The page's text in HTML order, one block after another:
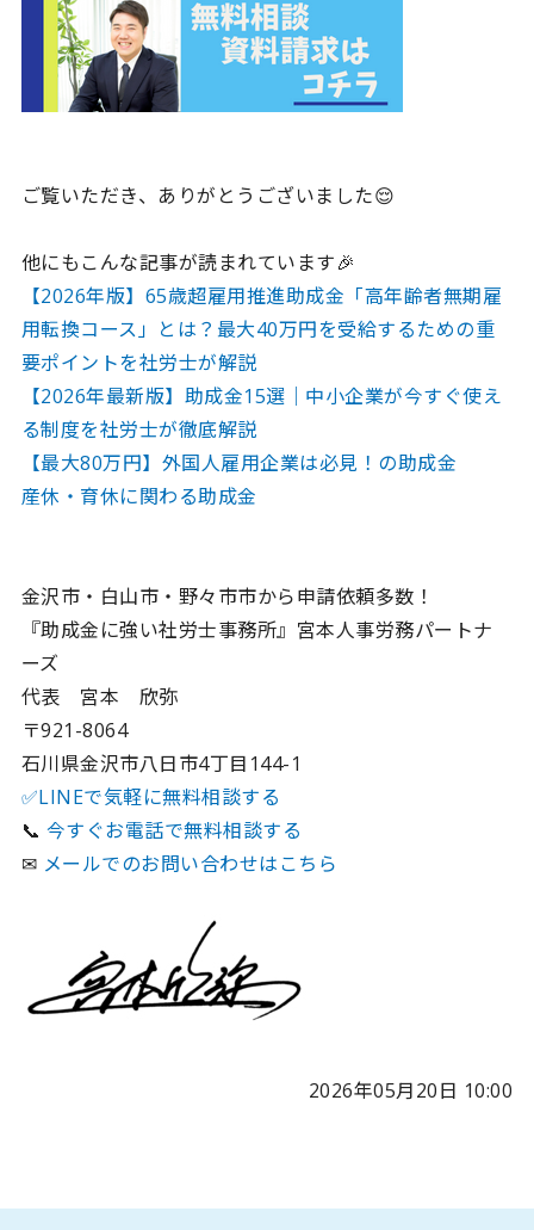
ご覧いただき、ありがとうございました😌
他にもこんな記事が読まれています🎉
【2026年版】65歳超雇用推進助成金「高年齢者無期雇
用転換コース」とは？最大40万円を受給するための重
要ポイントを社労士が解説
【2026年最新版】助成金15選｜中小企業が今すぐ使え
る制度を社労士が徹底解説
【最大80万円】外国人雇用企業は必見！の助成金
産休・育休に関わる助成金
金沢市・白山市・野々市市から申請依頼多数！
『助成金に強い社労士事務所』宮本人事労務パートナ
ーズ
代表 宮本 欣弥
〒921-8064
石川県金沢市八日市4丁目144-1
✅LINEで気軽に無料相談する
📞 今すぐお電話で無料相談する
✉ メールでのお問い合わせはこちら
2026年05月20日 10:00